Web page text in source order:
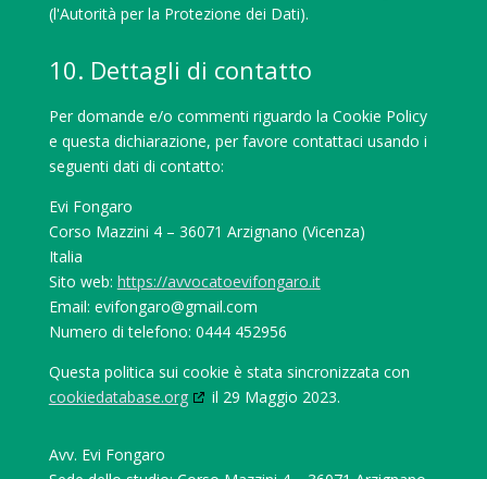
(l'Autorità per la Protezione dei Dati).
10. Dettagli di contatto
Per domande e/o commenti riguardo la Cookie Policy
e questa dichiarazione, per favore contattaci usando i
seguenti dati di contatto:
Evi Fongaro
Corso Mazzini 4 – 36071 Arzignano (Vicenza)
Italia
Sito web: https://avvocatoevifongaro.it
Email: moc.liamg@oragnofive
Numero di telefono: 0444 452956
Questa politica sui cookie è stata sincronizzata con
cookiedatabase.org
il 29 Maggio 2023.
Avv. Evi Fongaro